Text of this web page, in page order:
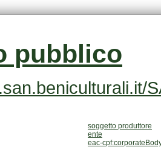
pubblico
soggetto produttore
ente
eac-